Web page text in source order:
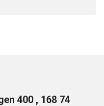
400 , 168 74